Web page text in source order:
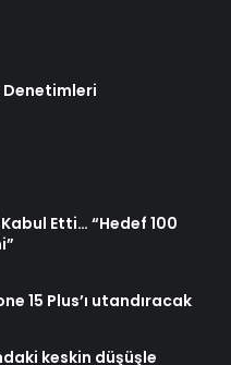
Denetimleri
Etti… “Hedef 100
15 Plus’ı utandıracak
keskin düşüşle